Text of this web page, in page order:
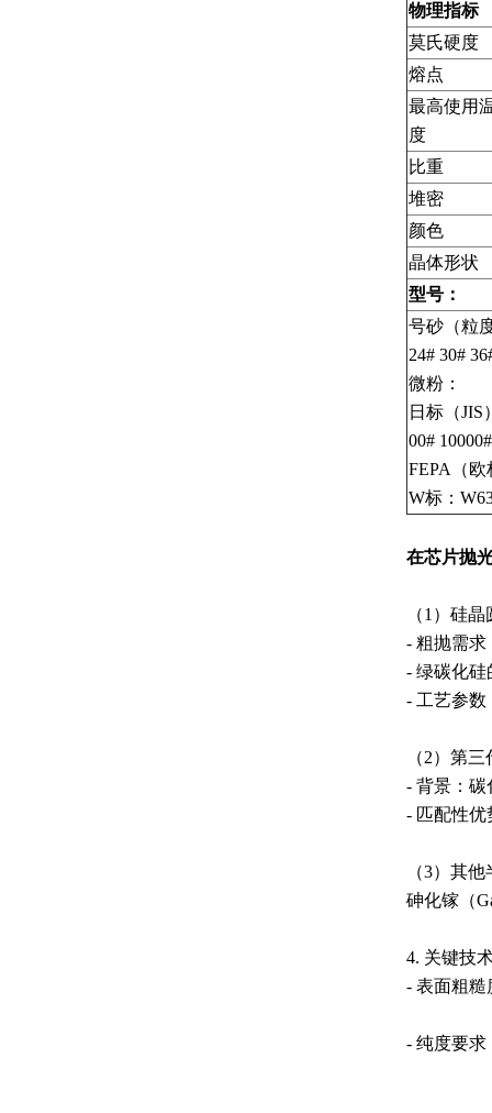
物理指标
莫氏硬度
熔点
最高使用
度
比重
堆密
颜色
晶体形状
型号：
号砂（粒
24# 30#
微粉：
日标（JIS
00# 10000#
FEPA（欧
W标：
在芯片抛
（1）硅
- 粗抛需求
- 绿碳化硅
- 工艺参数
（2）第
- 背景：碳
- 匹配性优
（3）其
砷化镓（
4. 关键技
- 表面粗糙
- 纯度要求